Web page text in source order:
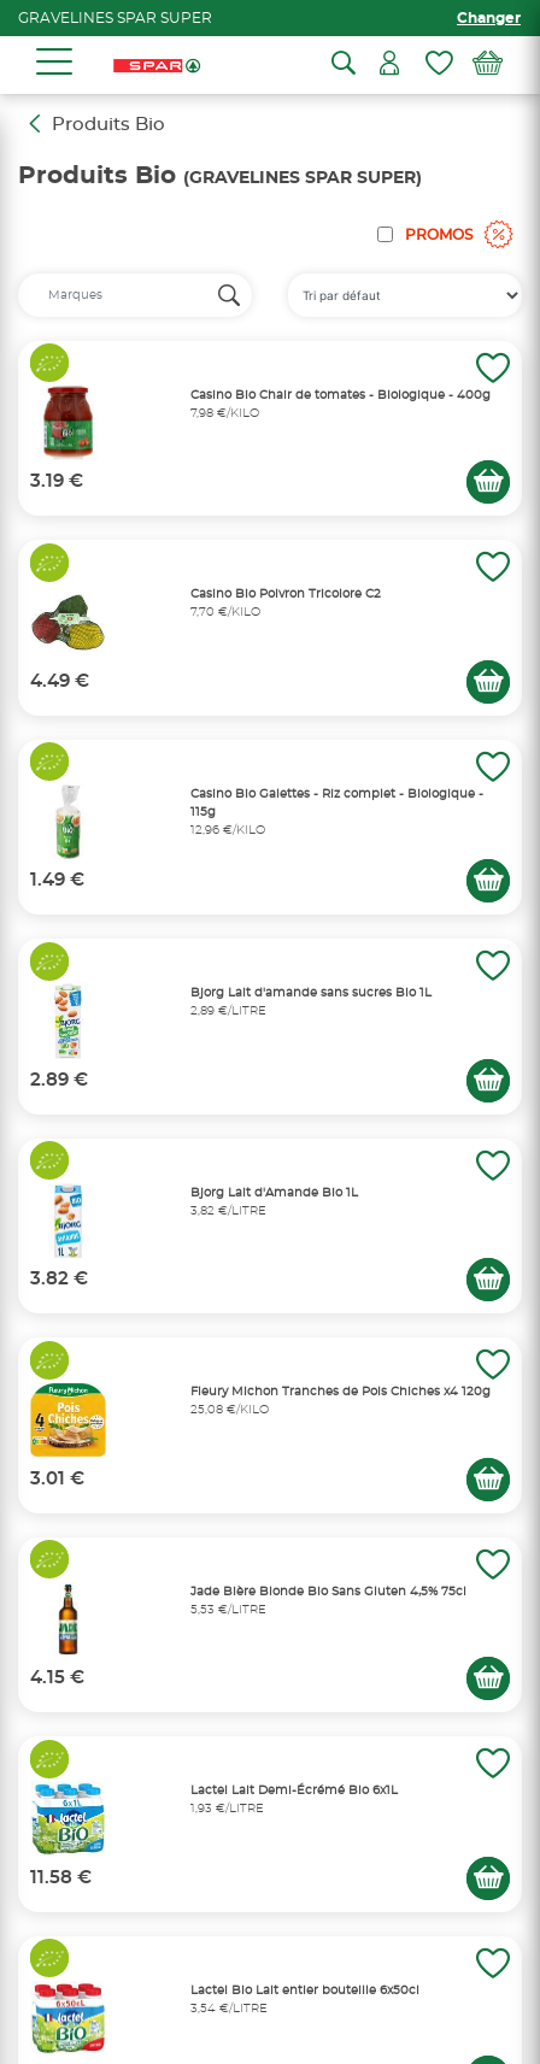
GRAVELINES SPAR SUPER Changer
Produits Bio
Produits Bio (GRAVELINES SPAR SUPER)
PROMOS
Casino Bio Chair de tomates - Biologique - 400g
7,98 €/KILO
3.19 €
Casino Bio Poivron Tricolore C2
7,70 €/KILO
4.49 €
Casino Bio Galettes - Riz complet - Biologique -
115g
12,96 €/KILO
1.49 €
Bjorg Lait d'amande sans sucres Bio 1L
2,89 €/LITRE
2.89 €
Bjorg Lait d'Amande Bio 1L
3,82 €/LITRE
3.82 €
Fleury Michon Tranches de Pois Chiches x4 120g
25,08 €/KILO
3.01 €
Jade Bière Blonde Bio Sans Gluten 4,5% 75cl
5,53 €/LITRE
4.15 €
Lactel Lait Demi-Écrémé Bio 6x1L
1,93 €/LITRE
11.58 €
Lactel Bio Lait entier bouteille 6x50cl
3,54 €/LITRE